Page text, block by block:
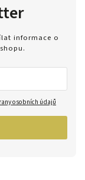
informace o
osobních údajů